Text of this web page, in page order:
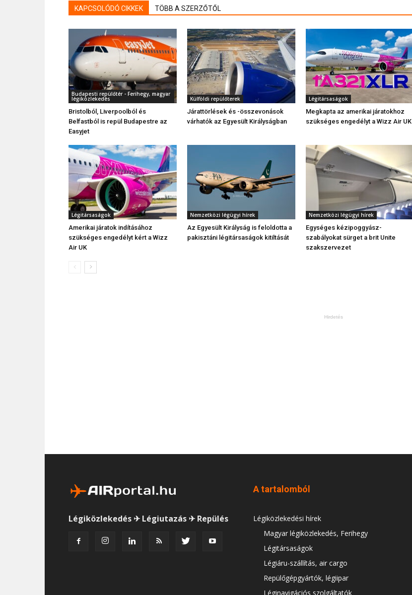
KAPCSOLÓDÓ CIKKEK TÖBB A SZERZŐTŐL
Budapesti repülőtér - Ferihegy, magyar
légiközlekedés
Bristolból, Liverpoolból és
Belfastból is repül Budapestre az
Easyjet
Külföldi repülőterek
Járattörlések és -összevonások
várhatók az Egyesült Királyságban
Légitársaságok
Megkapta az amerikai járatokhoz
szükséges engedélyt a Wizz Air UK
Légitársaságok
Amerikai járatok indításához
szükséges engedélyt kért a Wizz
Air UK
Nemzetközi légügyi hírek
Az Egyesült Királyság is feloldotta a
pakisztáni légitársaságok kitiltását
Nemzetközi légügyi hírek
Egységes kézipoggyász-
szabályokat sürget a brit Unite
szakszervezet
Hirdetés
Légiközlekedés ✈ Légiutazás ✈ Repülés
A tartalomból
Légiközlekedési hírek
Magyar légiközlekedés, Ferihegy
Légitársaságok
Légiáru-szállítás, air cargo
Repülőgépgyártók, légiipar
Léginavigációs szolgáltatók